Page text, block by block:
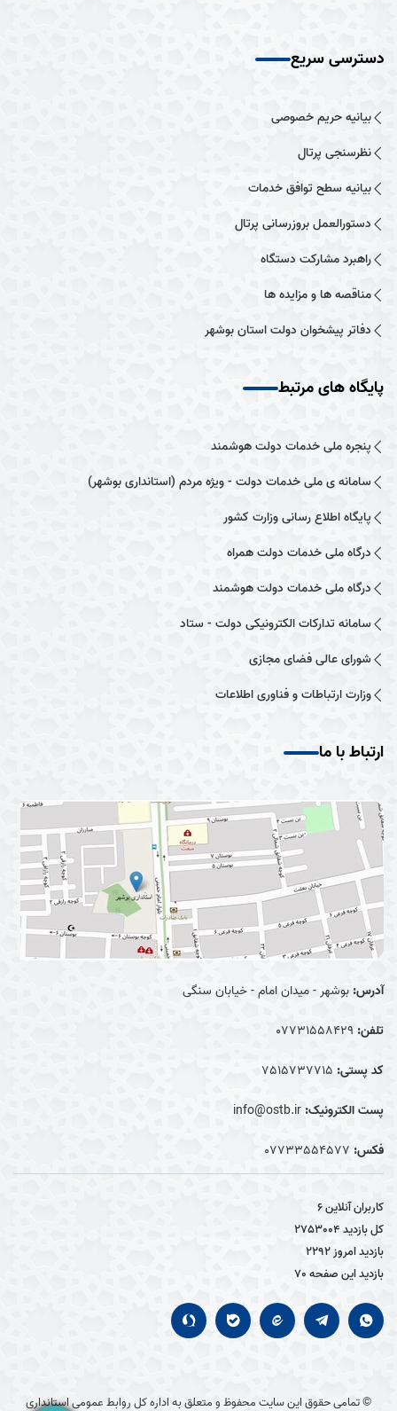
دسترسی سریع
بیانیه حریم خصوصی
نظرسنجی پرتال
بیانیه سطح توافق خدمات
دستورالعمل بروزرسانی پرتال
راهبرد مشارکت دستگاه
مناقصه ها و مزایده ها
دفاتر پیشخوان دولت استان بوشهر
پایگاه های مرتبط
پنجره ملی خدمات دولت هوشمند
سامانه ی ملی خدمات دولت - ویژه مردم (استانداری بوشهر)
پایگاه اطلاع رسانی وزارت کشور
درگاه ملی خدمات دولت همراه
درگاه ملی خدمات دولت هوشمند
سامانه تدارکات الکترونیکی دولت - ستاد
شورای عالی فضای مجازی
وزارت ارتباطات و فناوری اطلاعات
ارتباط با ما
آدرس: بوشهر - میدان امام - خیابان سنگی
تلفن: 07731558429
کد پستی: 7515737715
پست الکترونیک: info@ostb.ir
فکس: 07733554577
کاربران آنلاین6
کل بازدید2753004
بازدید امروز2292
بازدید این صفحه70
© تمامی حقوق این سایت محفوظ و متعلق به اداره کل روابط عمومی استانداری